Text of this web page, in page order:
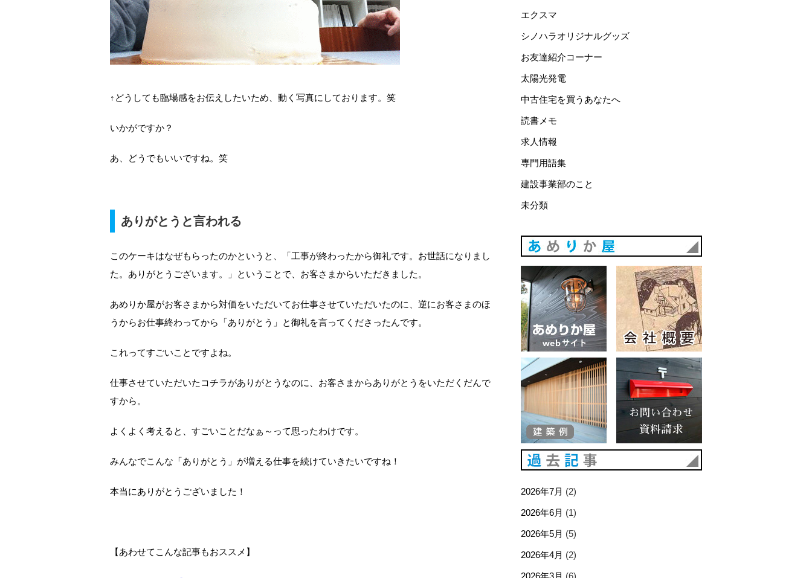
↑どうしても臨場感をお伝えしたいため、動く写真にしております。笑
いかがですか？
あ、どうでもいいですね。笑
ありがとうと言われる
このケーキはなぜもらったのかというと、「工事が終わったから御礼です。お世話になりまし
た。ありがとうございます。」ということで、お客さまからいただきました。
あめりか屋がお客さまから対価をいただいてお仕事させていただいたのに、逆にお客さまのほ
うからお仕事終わってから「ありがとう」と御礼を言ってくださったんです。
これってすごいことですよね。
仕事させていただいたコチラがありがとうなのに、お客さまからありがとうをいただくだんで
すから。
よくよく考えると、すごいことだなぁ～って思ったわけです。
みんなでこんな「ありがとう」が増える仕事を続けていきたいですね！
本当にありがとうございました！
【あわせてこんな記事もおススメ】
エクスマ
シノハラオリジナルグッズ
お友達紹介コーナー
太陽光発電
中古住宅を買うあなたへ
読書メモ
求人情報
専門用語集
建設事業部のこと
未分類
あめりか屋WEBサイト
2026年7月 (2)
2026年6月 (1)
2026年5月 (5)
2026年4月 (2)
2026年3月 (6)